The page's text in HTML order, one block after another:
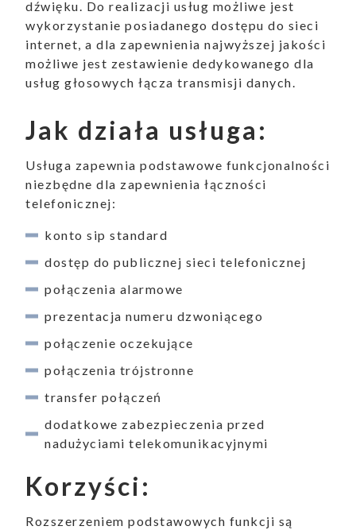
Wyszukiwarka
dźwięku. Do realizacji usług możliwe jest
wykorzystanie posiadanego dostępu do sieci
internet, a dla zapewnienia najwyższej jakości
możliwe jest zestawienie dedykowanego dla
usług głosowych łącza transmisji danych.
Jak działa usługa:
Usługa zapewnia podstawowe funkcjonalności
niezbędne dla zapewnienia łączności
telefonicznej:
konto sip standard
dostęp do publicznej sieci telefonicznej
połączenia alarmowe
prezentacja numeru dzwoniącego
połączenie oczekujące
połączenia trójstronne
transfer połączeń
dodatkowe zabezpieczenia przed
nadużyciami telekomunikacyjnymi
Korzyści:
Rozszerzeniem podstawowych funkcji są